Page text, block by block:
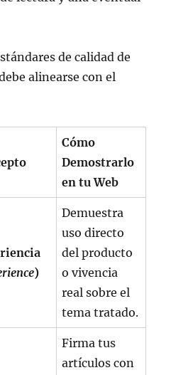
de calidad de
alinearse con el
Cómo
Demostrarlo
en tu Web
)
Demuestra
uso directo
del producto
o vivencia
real sobre el
tema tratado.
Firma tus
artículos con